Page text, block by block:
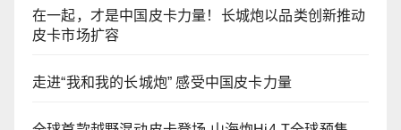
在一起，才是中国皮卡力量！长城炮以品类创新推动
皮卡市场扩容
走进“我和我的长城炮” 感受中国皮卡力量